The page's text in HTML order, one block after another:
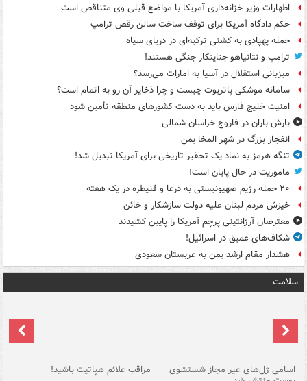
اظهارات وزیر خزانه‌داری آمریکا با مواضع قبلی وی متناقض است
حکم دادگاه آمریکا برای توقف ساخت سالن رقص ترامپ
حمله پهپادی به کشتی ترکیه‌ای در دریای سیاه
ترامپ و نتانیاهو جنایتکار جنگی هستند!
میزبانی استقلال در آسیا به امارات می‌رسد؟
سامانه موشکی پاتریوت چیست و چرا ذخایر آن رو به اتمام است؟
امنیت خلیج فارس باید به دست کشورهای منطقه تأمین شود
بارش باران در فاروج خراسان شمالی
انفجار بزرگ در شهر المخا یمن
تنگه هرمز به نماد یک تحقیر تاریخی برای آمریکا تبدیل شد!
ماموریت در حال پایان است!
۲۰ حمله رژیم صهیونیستی به درعا و قنیطره در یک هفته
خیزش مردم لبنان علیه دولت سازشکار و خائن
معترضان آرژانتینی پرچم آمریکا را پایین کشیدند
شکاف‌های عمیق در اسرائیل!
هشدار مقام ارشد یمن به عربستان سعودی
سلامت
اسامی ژل‌های غیر مجاز شستشوی مراقب علائم هپاتیت باشید!